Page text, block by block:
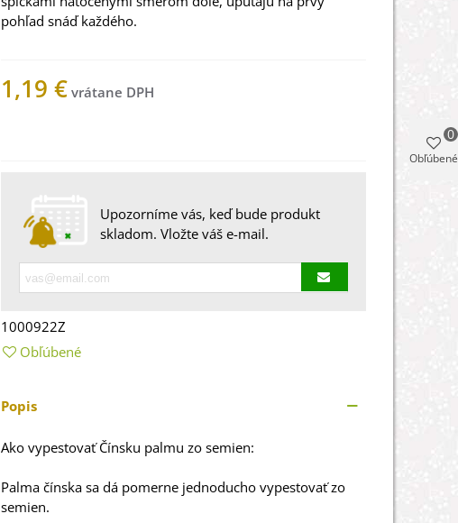
pohľad snáď každého.
1,19 €
Upozorníme vás, keď bude produkt
skladom. Vložte váš e-mail.
1000922Z
Obľúbené
Popis
Ako vypestovať Čínsku palmu zo semien:
Palma čínska sa dá pomerne jednoducho vypestovať zo
semien.
Obľúbené
0